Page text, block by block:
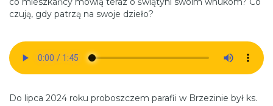
czują, gdy patrzą na swoje dzieło?
Do lipca 2024 roku proboszczem parafii w Brzezinie był ks.